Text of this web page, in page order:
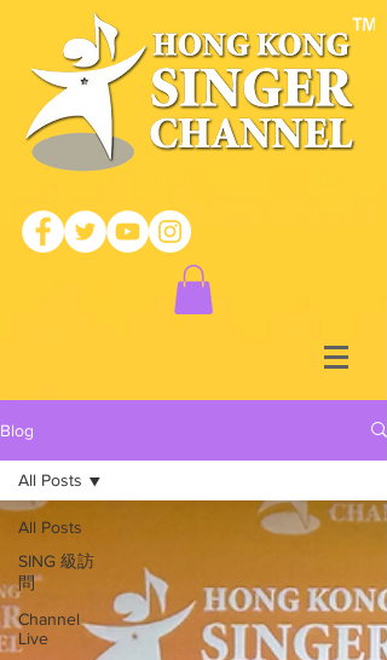
Blog
All Posts
SING 級訪
問
Channel
Live
All Posts